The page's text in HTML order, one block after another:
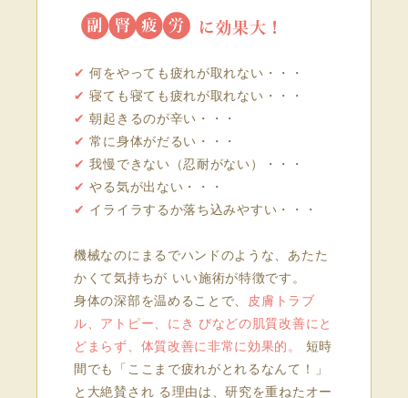
✔ 何をやっても疲れが取れない・・・
✔ 寝ても寝ても疲れが取れない・・・
✔ 朝起きるのが辛い・・・
✔ 常に身体がだるい・・・
✔ 我慢できない（忍耐がない）・・・
✔ やる気が出ない・・・
✔ イライラするか落ち込みやすい・・・
機械なのにまるでハンドのような、あたた
かくて気持ちが いい施術が特徴です。
身体の深部を温めることで、
皮膚トラブ
ル、アトピー、にき びなどの肌質改善にと
どまらず、体質改善に非常に効果的。
短時
間でも「ここまで疲れがとれるなんて！」
と大絶賛され る理由は、研究を重ねたオー